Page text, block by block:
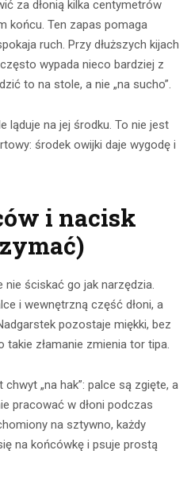
za dłonią kilka centymetrów
końcu. Ten zapas pomaga
ruch. Przy dłuższych kijach
wypada nieco bardziej z
to na stole, a nie „na sucho”.
ląduje na jej środku. To nie jest
środek owijki daje wygodę i
i nacisk
nie ściskać go jak narzędzia.
i wewnętrzną część dłoni, a
pozostaje miękki, bez
takie złamanie zmienia tor tipa.
„na hak”: palce są zgięte, a
pracować w dłoni podczas
na sztywno, każdy
na końcówkę i psuje prostą